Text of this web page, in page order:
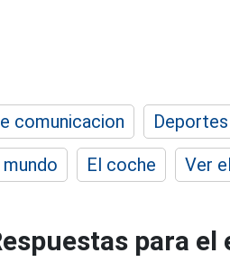
comunicacion Deportes
mundo El coche Ver
para el